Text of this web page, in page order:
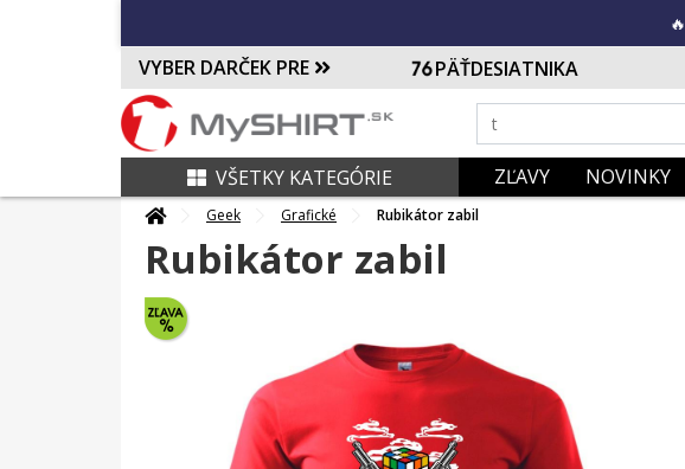
🔥
VYBER DARČEK PRE PÄŤDESIATNIKA
VŠETKY KATEGÓRIE ZĽAVY NOVINKY
Geek Grafické Rubikátor zabil
Rubikátor zabil